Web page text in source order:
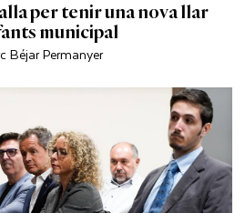
per tenir una nova llar
municipal
Béjar Permanyer